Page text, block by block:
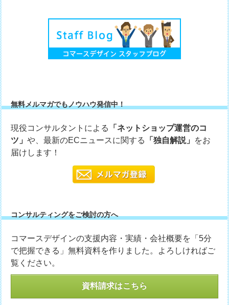
無料メルマガでもノウハウ発信中！
現役コンサルタントによる
「ネットショップ運営のコ
ツ」や、最新のECニュースに関する 「独自解説」 をお
届けします！
コンサルティングをご検討の方へ
コマースデザインの支援内容・実績・会社概要を「5分
で把握できる」無料資料を作りました。よろしければご
覧ください。
資料請求はこちら